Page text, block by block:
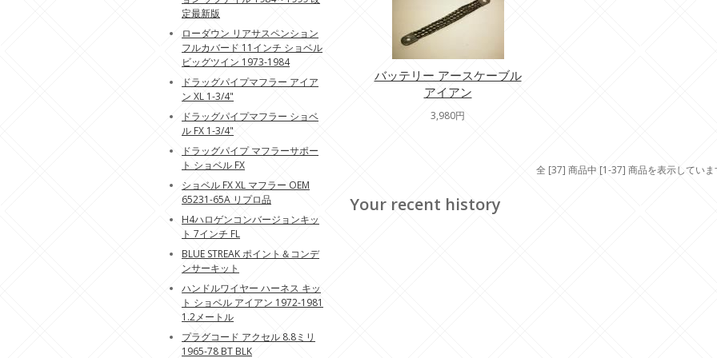
バッテリー アースケーブル
アイアン
3,980円
全 [37] 商品中 [1-37] 商品を表示していま
Your recent history
定最新版
ローダウン リアサスペンション
フルカバード 11インチ ショベル
ビッグツイン 1973-1984
ドラッグパイプマフラー アイア
ン XL 1-3/4"
ドラッグパイプマフラー ショベ
ル FX 1-3/4"
ドラッグパイプ マフラーサポー
ト ショベル FX
ショベル FX XL マフラー OEM
65231-65A リプロ品
H4ハロゲンコンバージョンキッ
ト 7インチ FL
BLUE STREAK ポイント＆コンデ
ンサーキット
ハンドルワイヤー ハーネス キッ
ト ショベル アイアン 1972-1981
1.2メートル
プラグコード アクセル 8.8ミリ
1965-78 BT BLK